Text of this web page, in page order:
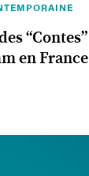
en France